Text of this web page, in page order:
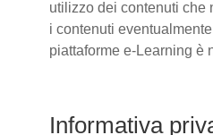
utilizzo dei contenuti che
i contenuti
piattaforme e-Learning è
Informativa